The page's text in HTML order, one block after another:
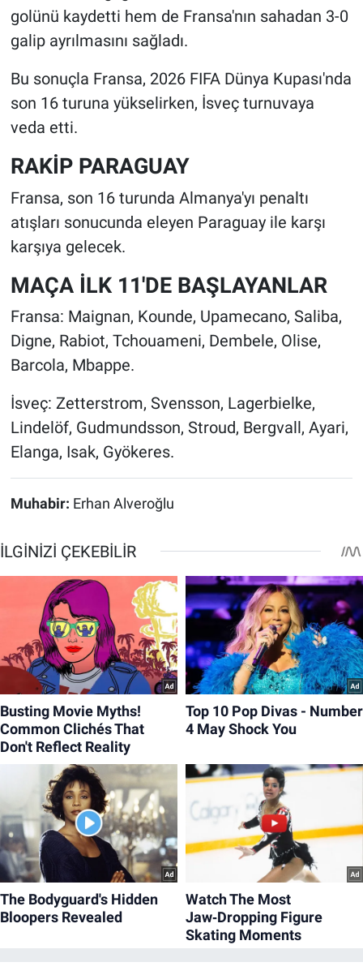
golünü kaydetti hem de Fransa'nın sahadan 3-0
galip ayrılmasını sağladı.
Bu sonuçla Fransa, 2026 FIFA Dünya Kupası'nda
son 16 turuna yükselirken, İsveç turnuvaya
veda etti.
RAKİP PARAGUAY
Fransa, son 16 turunda Almanya'yı penaltı
atışları sonucunda eleyen Paraguay ile karşı
karşıya gelecek.
MAÇA İLK 11'DE BAŞLAYANLAR
Fransa: Maignan, Kounde, Upamecano, Saliba,
Digne, Rabiot, Tchouameni, Dembele, Olise,
Barcola, Mbappe.
İsveç: Zetterstrom, Svensson, Lagerbielke,
Lindelöf, Gudmundsson, Stroud, Bergvall, Ayari,
Elanga, Isak, Gyökeres.
Muhabir: Erhan Alveroğlu